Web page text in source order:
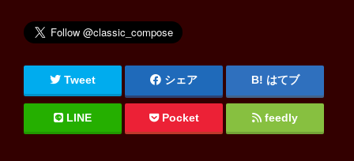
Tweet シェア はてブ
LINE Pocket feedly